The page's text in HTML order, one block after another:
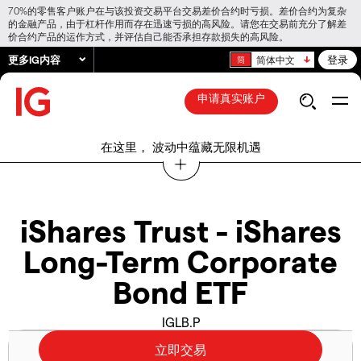
70%的零售客户账户在与该投资交易平台交易差价合约时亏损。差价合约为复杂
的金融产品，由于杠杆作用而存在迅速亏损的高风险。请您在交易前充分了解差
价合约产品的运作方式，并评估自己能否承担存款损失的高风险。
更多IG内容 简体中文 登录
申请真实账户
在这里， 波动中蕴藏无限机遇
iShares Trust - iShares
Long-Term Corporate
Bond ETF
IGLB.P